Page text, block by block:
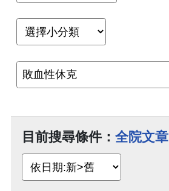
目前搜尋條件： 全院文章